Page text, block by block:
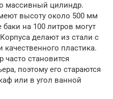
массивный цилиндр.
высоту около 500 мм
на 100 литров могут
делают из стали с
пластика.
часто становится
поэтому его стараются
или в угол ванной